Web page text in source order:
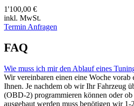
1'100,00 €
inkl. MwSt.
Termin Anfragen
FAQ
Wie muss ich mir den Ablauf eines
Wir vereinbaren einen eine Woche
Ihnen. Je nachdem ob wir Ihr Fahrzeug
(OBD-2) programmieren können oder ob
ausgebaut werden muss benötigen wir